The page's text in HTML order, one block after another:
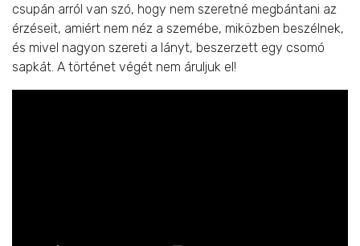
csupán arról van szó, hogy nem szeretné megbántani az
érzéseit, amiért nem néz a szemébe, miközben beszélnek,
és mivel nagyon szereti a lányt, beszerzett egy csomó
sapkát. A történet végét nem áruljuk el!